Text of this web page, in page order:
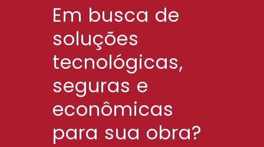
Em busca de
soluções
tecnológicas,
seguras e
econômicas
para sua obra?